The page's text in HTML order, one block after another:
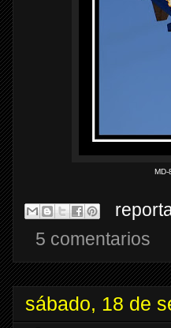
5 comentarios
sábado, 18 de